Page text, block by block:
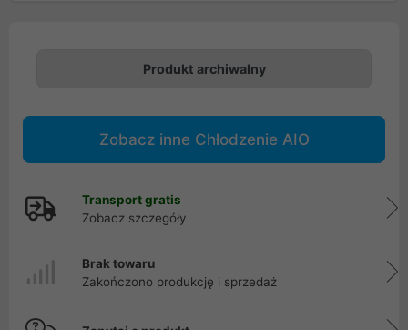
Produkt archiwalny
Zobacz inne Chłodzenie AIO
Transport gratis
Zobacz szczegóły
Brak towaru
Zakończono produkcję i sprzedaż